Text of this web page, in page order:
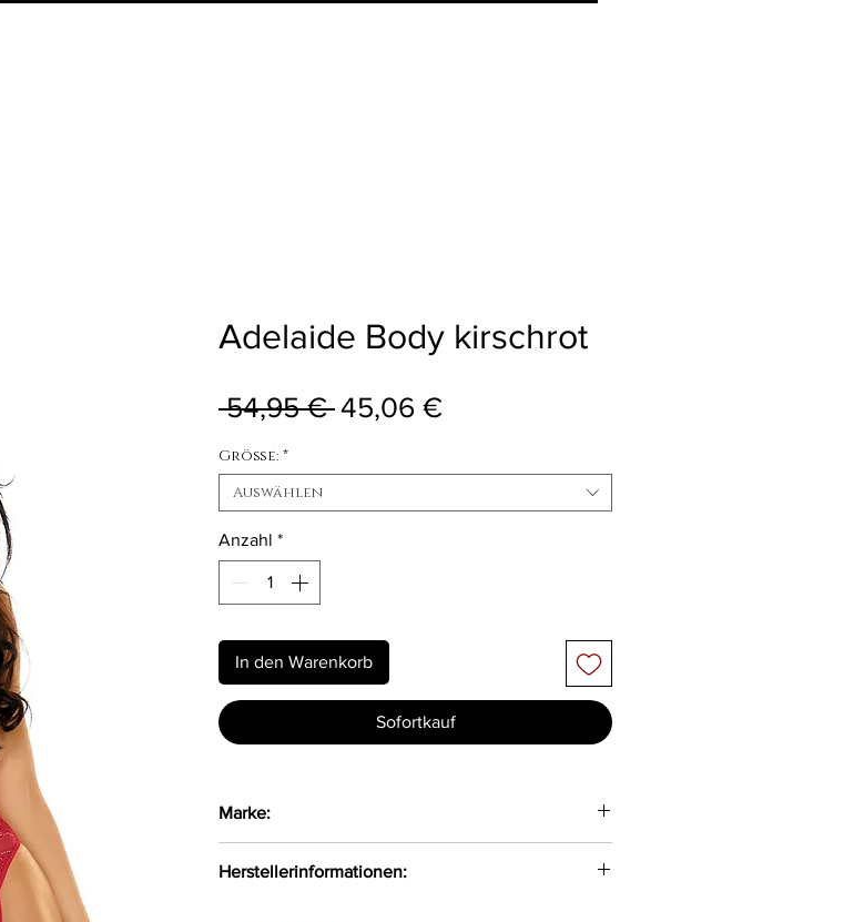
Adelaide Body kirschrot
54,95 € Standardpreis
45,06 €Sale-Preis
Größe: *
Auswählen
Anzahl *
In den Warenkorb
Sofortkauf
Marke:
Herstellerinformationen: